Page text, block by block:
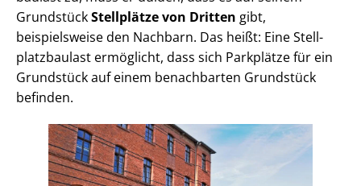
GrundstückStellplätze von Dritten gibt,
beispielsweise den Nachbarn. Das heißt: Eine Stell­
platz­bau­last ermöglicht, dass sich Parkplätze für ein
Grundstück auf einem benachbarten Grundstück
befinden.